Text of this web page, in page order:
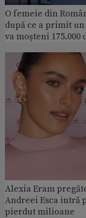
O femeie din
după ce a primit
va moșteni
Alexia Eram
Andreei Esca intră
pierdut milioane